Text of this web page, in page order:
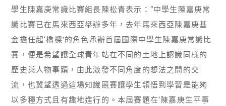
學生陳嘉庚常識比賽組長陳松青表示：“中學生陳嘉庚常
識比賽已在馬來西亞舉辦多年，去年馬來西亞陳嘉庚基
金擔任起‘橋樑’的角色承辦首屆國際中學生陳嘉庚常識比
賽，便是希望讓全球青年站在不同的土地上認識同樣的
歷史與人物事蹟，由此激發不同角度的想法之間的交
流，也冀望透過這場知識競賽讓學生領悟到學習是能夠
以多種方式且有趣地進行的。本屆賽題在‘陳嘉庚生平事